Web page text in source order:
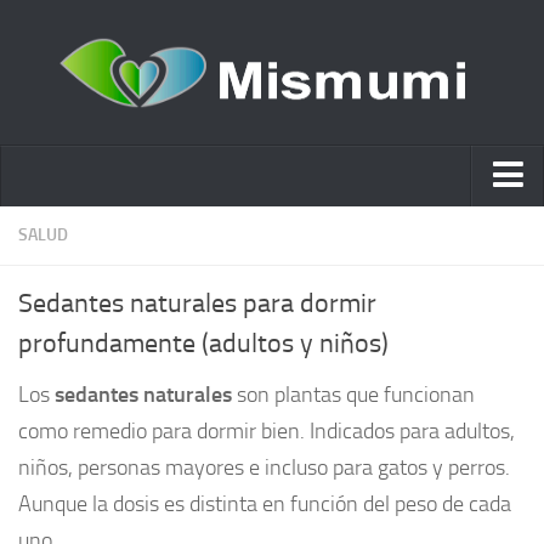
Ácido hialurónico
Estética y Belleza
Nutrición
Otras Categorías
Acidos
SALUD
Sedantes naturales para dormir
profundamente (adultos y niños)
Lossedantes naturales son plantas que funcionan
como remedio para dormir bien. Indicados para adultos,
niños, personas mayores e incluso para gatos y perros.
Aunque la dosis es distinta en función del peso de cada